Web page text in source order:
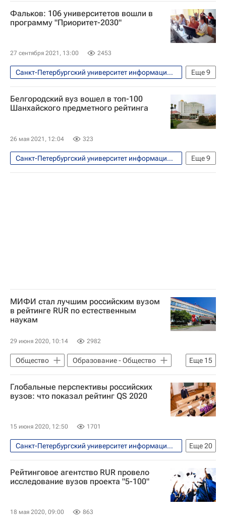
Навигатор абитуриента
Общество
Петр Капица
Россия
Тюменский государственный университет
Фальков: 106 университетов вошли в
программу "Приоритет-2030"
27 сентября 2021, 13:00 2453
Еще9
Санкт-Петербургский университет информационных технологий
Общество
Санкт-Петербург
Москва
ГИТИС
Навигатор абитуриента
Министерство науки и высшего образования РФ (Минобрнауки России)
Валерий Фальков
Россия
Белгородский вуз вошел в топ-100
Шанхайского предметного рейтинга
26 мая 2021, 12:04 323
Еще9
Санкт-Петербургский университет информационных технологий
Общество
Белгородская область
МИФИ стал лучшим российским вузом
в рейтинге RUR по естественным
наукам
29 июня 2020, 10:14 2982
Еще 15
Общество
Образование - Общество
МИСиС
Томский государственный университет
Российский химико-технологический университет
МГУ имени М. В. Ломоносова
Московский физико-технический институт
РУДН
МГТУ имени Баумана
Глобальные перспективы российских
вузов: что показал рейтинг QS 2020
15 июня 2020, 12:50 1701
Еще20
Санкт-Петербургский университет информационных технологий
Общество
Образование - Общество
МИСиС
Уральский федеральный университет
Рейтинговое агентство RUR провело
исследование вузов проекта "5-100"
18 мая 2020, 09:00 863